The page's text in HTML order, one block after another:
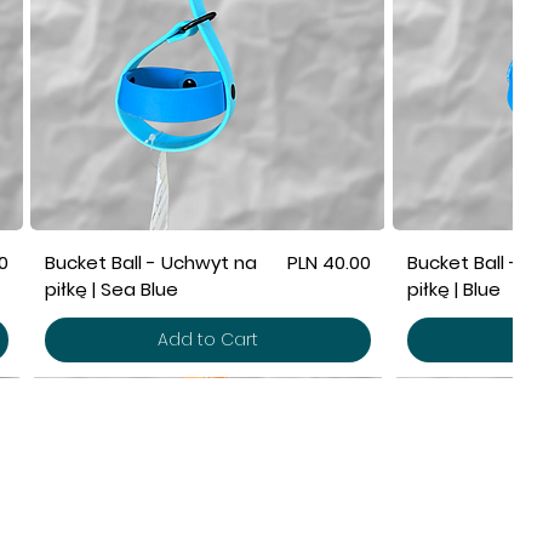
Bucket Ball - Uchwyt na
piłkę | Sea Blue
Price
PLN 40.00
Add to Cart
Bucket Ball -
piłkę | Blue